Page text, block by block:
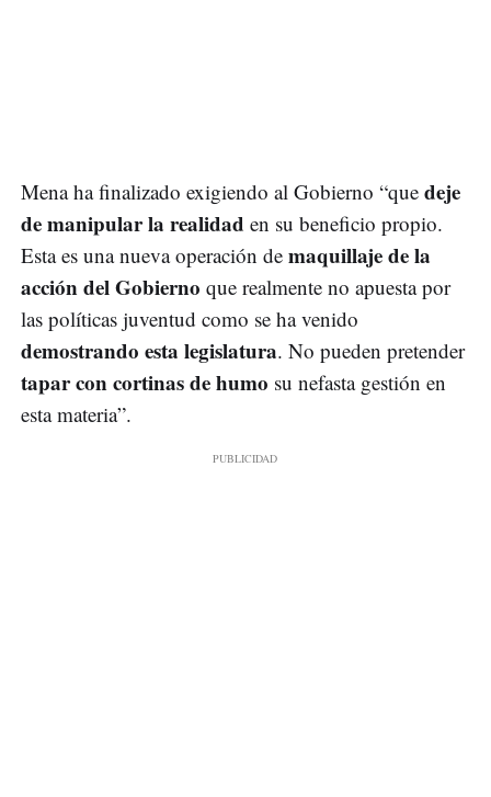
Mena ha finalizado exigiendo al Gobierno “que deje
de manipular la realidad en su beneficio propio.
Esta es una nueva operación de maquillaje de la
acción del Gobierno que realmente no apuesta por
las políticas juventud como se ha venido
demostrando esta legislatura. No pueden pretender
tapar con cortinas de humo su nefasta gestión en
esta materia”.